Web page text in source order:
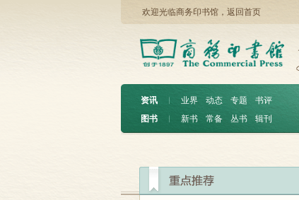
欢迎光临商务印书馆， 返回首页
资讯 ︱ 业界 动态 专题
书评
图书
︱ 新书 常备 丛书 辑刊